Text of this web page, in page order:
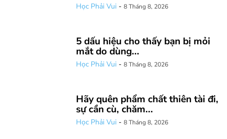
Học Phải Vui - 8 Tháng 8, 2026
5 dấu hiệu cho thấy bạn bị mỏi
mắt do dùng...
Học Phải Vui - 8 Tháng 8, 2026
Hãy quên phẩm chất thiên tài đi,
sự cần cù, chăm...
Học Phải Vui - 8 Tháng 8, 2026